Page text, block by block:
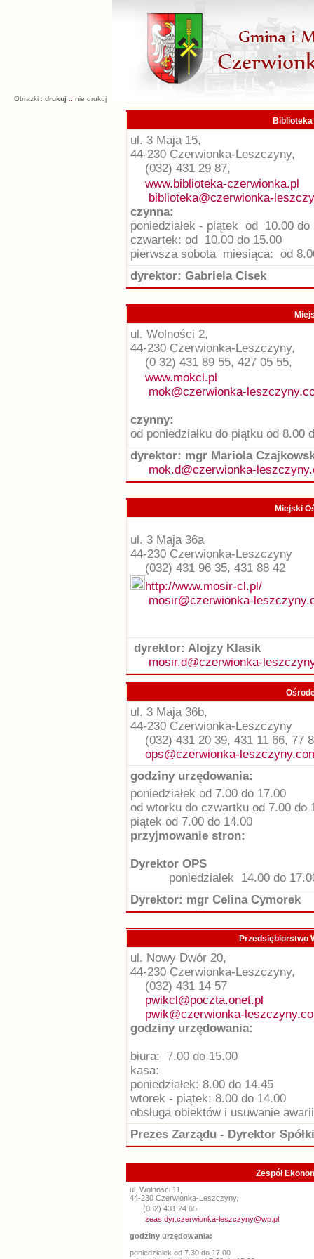
Obrazki : drukuj :: nie drukuj
ul. 3 Maja 15,
44-230 Czerwionka-Leszczyny,
(032) 431 29 87,
www.biblioteka-czerwionka.pl
biblioteka@czerwionka-
czynna:
poniedziałek - piątek od 10.00 do
czwartek: od 10.00 do 15.00
pierwsza sobota miesiąca: od
dyrektor: Gabriela Cisek
ul. Wolności 2,
44-230 Czerwionka-Leszczyny,
(0 32) 431 89 55, 427 05 55,
www.mokcl.pl
mok@czerwionka-
czynny:
od poniedziałku do piątku od 8.00
dyrektor: mgr Mariola
mok.d@czerwionka-
Miejski
ul. 3 Maja 36a
44-230 Czerwionka-Leszczyny
(032) 431 96 35, 431 88 42
http://www.mosir-cl.pl/
mosir@czerwionka-
dyrektor: Alojzy Klasik
mosir.d@czerwionka-
ul. 3 Maja 36b,
44-230 Czerwionka-Leszczyny
(032) 431 20 39, 431 11 66, 77
ops@czerwionka-
godziny urzędowania:
poniedziałek od 7.00 do 17.00
od wtorku do czwartku od 7.00 do
piątek od 7.00 do 14.00
przyjmowanie stron:
Dyrektor OPS
poniedziałek 14.00 do
Dyrektor: mgr Celina Cymorek
Przedsiębiorstwo
ul. Nowy Dwór 20,
44-230 Czerwionka-Leszczyny,
(032) 431 14 57
pwikcl@poczta.onet.pl
pwik@czerwionka-
godziny urzędowania:
biura: 7.00 do 15.00
kasa:
poniedziałek: 8.00 do 14.45
wtorek - piątek: 8.00 do 14.00
obsługa obiektów i usuwanie
Prezes Zarządu - Dyrektor
Zespół
ul. Wolności 11,
44-230 Czerwionka-Leszczyny,
(032) 431 24 65
zeas.dyr.czerwionka-leszczyny@wp.pl
godziny urzędowania:
poniedziałek od 7.30 do 17.00